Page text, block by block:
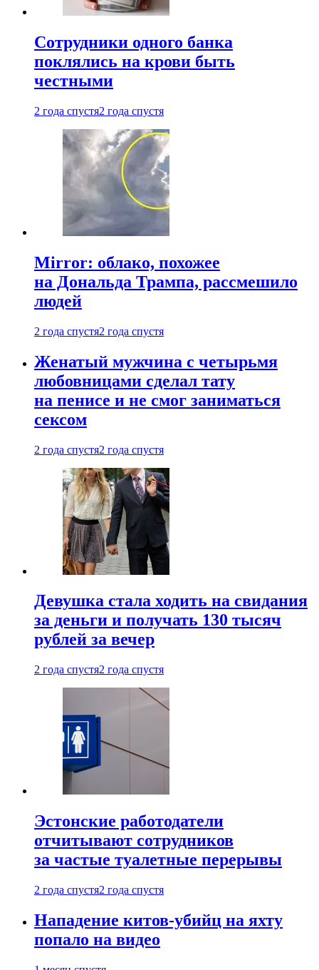
Сотрудники одного банка
поклялись на крови быть
честными
2 года спустя2 года спустя
Mirror: облако, похожее
на Дональда Трампа, рассмешило
людей
2 года спустя2 года спустя
Женатый мужчина с четырьмя
любовницами сделал тату
на пенисе и не смог заниматься
сексом
2 года спустя2 года спустя
Девушка стала ходить на свидания
за деньги и получать 130 тысяч
рублей за вечер
2 года спустя2 года спустя
Эстонские работодатели
отчитывают сотрудников
за частые туалетные перерывы
2 года спустя2 года спустя
Нападение китов-убийц на яхту
попало на видео